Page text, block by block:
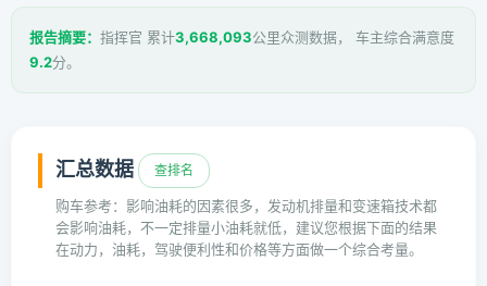
报告摘要： 指挥官 累计3,668,093公里众测数据， 车主综合满意度
9.2分。
汇总数据 查排名
购车参考：影响油耗的因素很多，发动机排量和变速箱技术都
会影响油耗，不一定排量小油耗就低，建议您根据下面的结果
在动力，油耗，驾驶便利性和价格等方面做一个综合考量。